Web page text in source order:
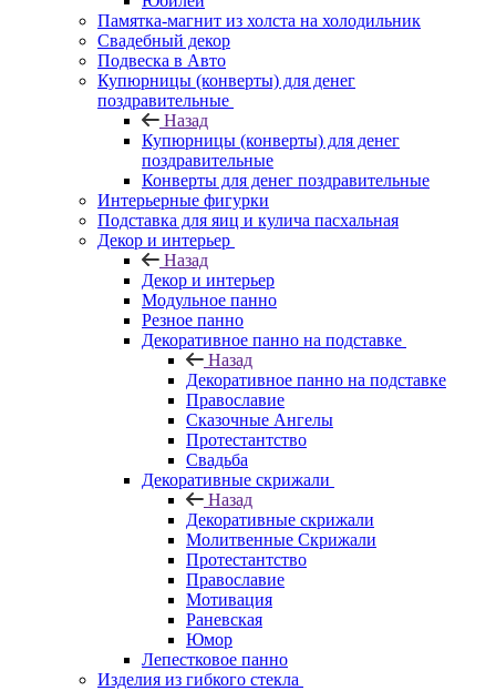
Памятка-магнит из холста на холодильник
Свадебный декор
Подвеска в Авто
Купюрницы (конверты) для денег
поздравительные
Назад
Купюрницы (конверты) для денег
поздравительные
Конверты для денег поздравительные
Интерьерные фигурки
Подставка для яиц и кулича пасхальная
Декор и интерьер
Назад
Декор и интерьер
Модульное панно
Резное панно
Декоративное панно на подставке
Назад
Декоративное панно на подставке
Православие
Сказочные Ангелы
Протестантство
Свадьба
Декоративные скрижали
Назад
Декоративные скрижали
Молитвенные Скрижали
Протестантство
Православие
Мотивация
Раневская
Юмор
Лепестковое панно
Изделия из гибкого стекла